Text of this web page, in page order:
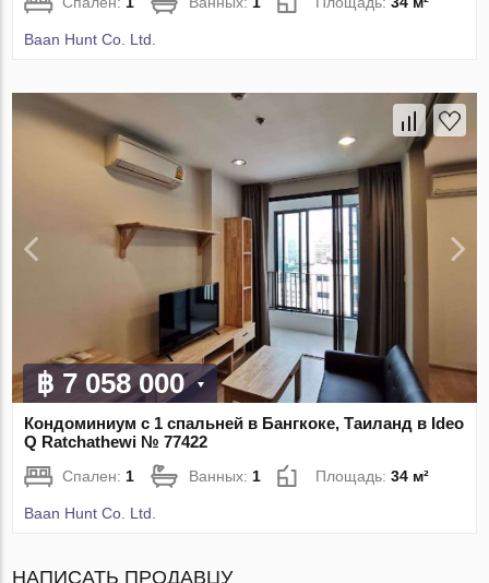
Baan Hunt Co. Ltd.
฿ 7 058 000
Кондоминиум с 1 спальней в Бангкоке, Таиланд в Ideo
Q Ratchathewi № 77422
Спален: 1 Ванных: 1 Площадь:34 м²
Baan Hunt Co. Ltd.
НАПИСАТЬ ПРОДАВЦУ